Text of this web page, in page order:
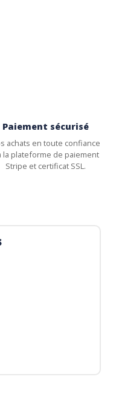
Paiement sécurisé
achats en toute confiance
la plateforme de paiement
Stripe et certificat SSL.